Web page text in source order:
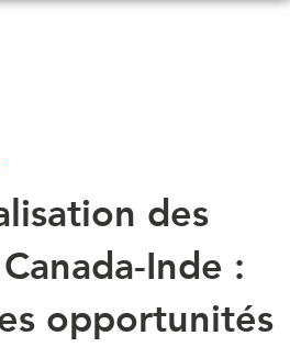
Tous les événements
Canada
Asie
CCEA
des
Inde :
opportunités